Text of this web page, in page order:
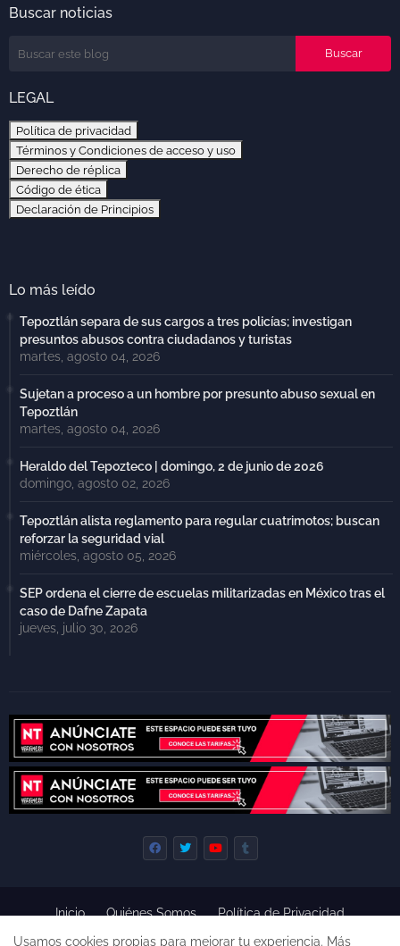
Buscar noticias
LEGAL
Política de privacidad
Términos y Condiciones de acceso y uso
Derecho de réplica
Código de ética
Declaración de Principios
Lo más leído
Tepoztlán separa de sus cargos a tres policías; investigan
presuntos abusos contra ciudadanos y turistas
martes, agosto 04, 2026
Sujetan a proceso a un hombre por presunto abuso sexual en
Tepoztlán
martes, agosto 04, 2026
Heraldo del Tepozteco | domingo, 2 de junio de 2026
domingo, agosto 02, 2026
Tepoztlán alista reglamento para regular cuatrimotos; buscan
reforzar la seguridad vial
miércoles, agosto 05, 2026
SEP ordena el cierre de escuelas militarizadas en México tras el
caso de Dafne Zapata
jueves, julio 30, 2026
Inicio Quiénes Somos
Política de Privacidad
Derecho de Réplica
Términos y Condiciones de Uso
Usamos cookies propias para mejorar tu experiencia. Más